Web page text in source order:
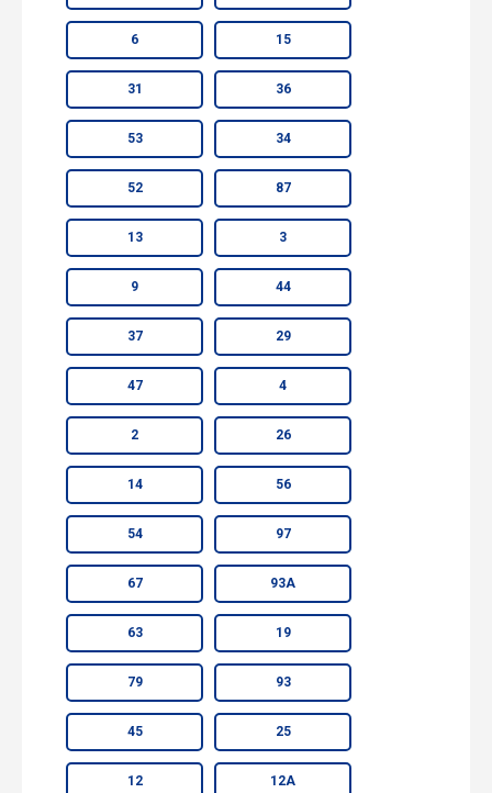
6 15
31 36
53 34
52 87
13 3
9 44
37 29
47 4
2 26
14 56
54 97
67 93А
63 19
79 93
45 25
12 12А